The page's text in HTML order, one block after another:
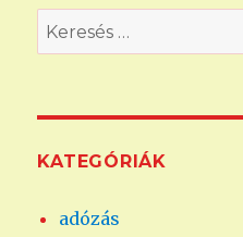
Keresés
a
kifejezésre:
KATEGÓRIÁK
adózás